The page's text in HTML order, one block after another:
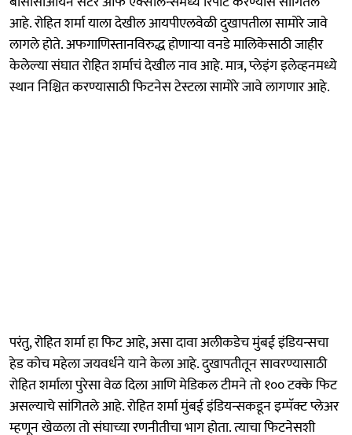
आहे. रोहित शर्मा याला देखील आयपीएलवेळी दुखापतीला सामोरे जावे
लागले होते. अफगाणिस्तानविरुद्ध होणाऱ्या वनडे मालिकेसाठी जाहीर
केलेल्या संघात रोहित शर्माचं देखील नाव आहे. मात्र, प्लेइंग इलेव्हनमध्ये
स्थान निश्चित करण्यासाठी फिटनेस टेस्टला सामोरे जावे लागणार आहे.
परंतु, रोहित शर्मा हा फिट आहे, असा दावा अलीकडेच मुंबई इंडियन्सचा
हेड कोच महेला जयवर्धने याने केला आहे. दुखापतीतून सावरण्यासाठी
रोहित शर्माला पुरेसा वेळ दिला आणि मेडिकल टीमने तो १०० टक्के फिट
असल्याचे सांगितले आहे. रोहित शर्मा मुंबई इंडियन्सकडून इम्पॅक्ट प्लेअर
म्हणून खेळला तो संघाच्या रणनीतीचा भाग होता. त्याचा फिटनेसशी